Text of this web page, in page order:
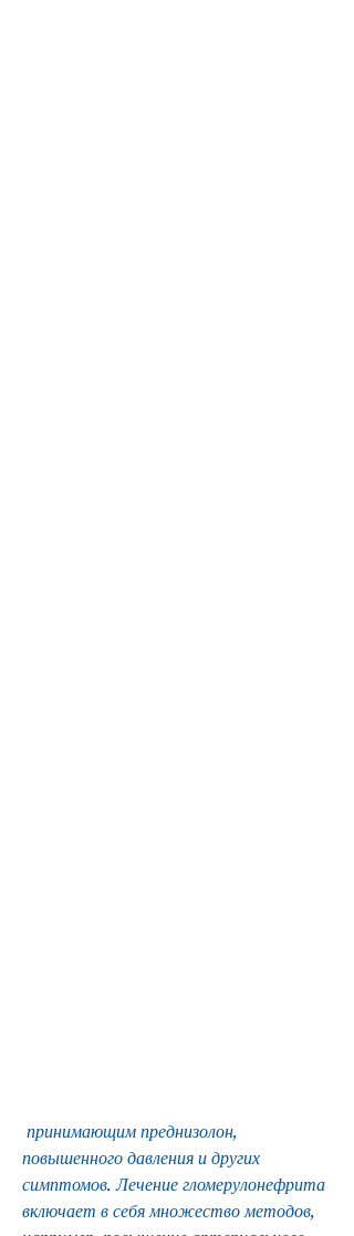
повышенного давления и других
симптомов. Лечение гломерулонефрита
включает в себя множество методов,